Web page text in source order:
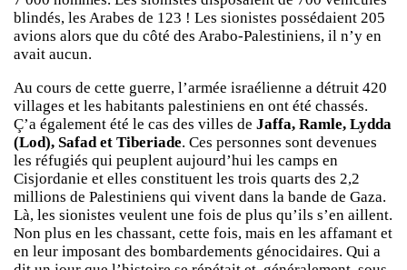
blindés, les Arabes de 123 ! Les sionistes possédaient 205
avions alors que du côté des Arabo-Palestiniens, il n’y en
avait aucun.
Au cours de cette guerre, l’armée israélienne a détruit 420
villages et les habitants palestiniens en ont été chassés.
Ç’a également été le cas des villes de Jaffa, Ramle, Lydda
(Lod), Safad et Tiberiade. Ces personnes sont devenues
les réfugiés qui peuplent aujourd’hui les camps en
Cisjordanie et elles constituent les trois quarts des 2,2
millions de Palestiniens qui vivent dans la bande de Gaza.
Là, les sionistes veulent une fois de plus qu’ils s’en aillent.
Non plus en les chassant, cette fois, mais en les affamant et
en leur imposant des bombardements génocidaires. Qui a